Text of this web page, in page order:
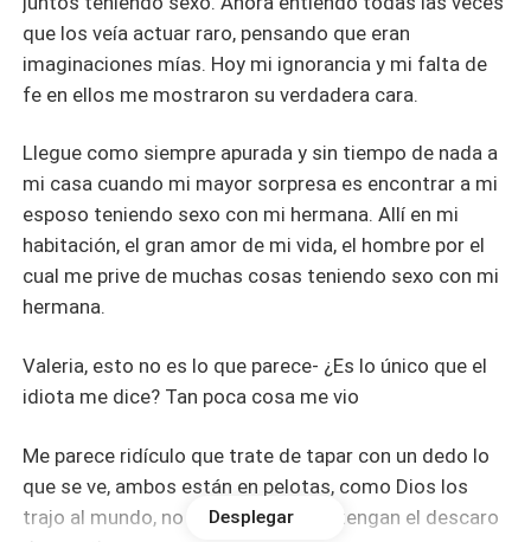
que los veía actuar raro, pensando que eran
imaginaciones mías. Hoy mi ignorancia y mi falta de
fe en ellos me mostraron su verdadera cara.
Llegue como siempre apurada y sin tiempo de nada a
mi casa cuando mi mayor sorpresa es encontrar a mi
esposo teniendo sexo con mi hermana. Allí en mi
habitación, el gran amor de mi vida, el hombre por el
cual me prive de muchas cosas teniendo sexo con mi
hermana.
Valeria, esto no es lo que parece- ¿Es lo único que el
idiota me dice? Tan poca cosa me vio
Me parece ridículo que trate de tapar con un dedo lo
que se ve, ambos están en pelotas, como Dios los
trajo al mundo, no puedo creer que tengan el descaro
Desplegar